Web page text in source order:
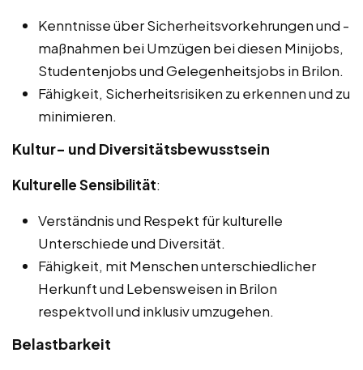
Kenntnisse über Sicherheitsvorkehrungen und -
maßnahmen bei Umzügen bei diesen Minijobs,
Studentenjobs und Gelegenheitsjobs in Brilon.
Fähigkeit, Sicherheitsrisiken zu erkennen und zu
minimieren.
Kultur- und Diversitätsbewusstsein
Kulturelle Sensibilität:
Verständnis und Respekt für kulturelle
Unterschiede und Diversität.
Fähigkeit, mit Menschen unterschiedlicher
Herkunft und Lebensweisen in Brilon
respektvoll und inklusiv umzugehen.
Belastbarkeit